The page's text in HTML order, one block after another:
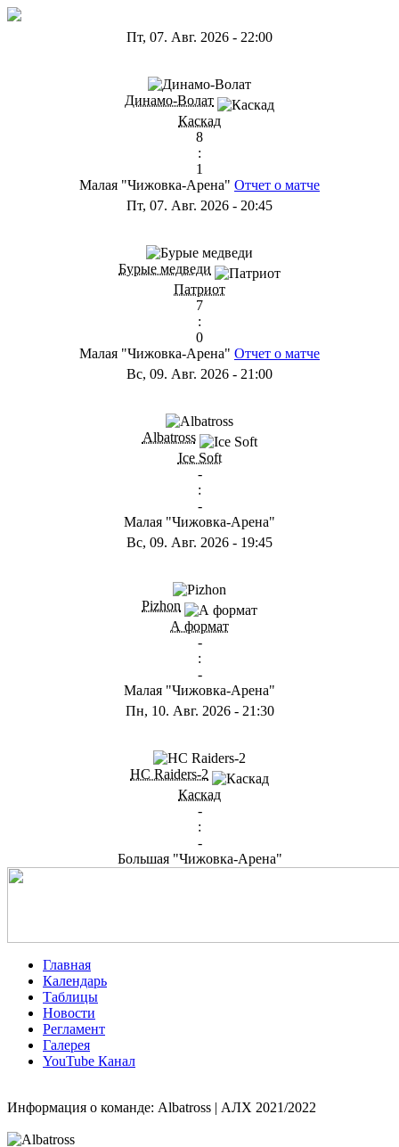
Пт, 07. Авг. 2026 - 22:00
Динамо-Волат
Каскад
8
:
1
Малая "Чижовка-Арена" Отчет о матче
Пт, 07. Авг. 2026 - 20:45
Бурые медведи
Патриот
7
:
0
Малая "Чижовка-Арена" Отчет о матче
Вс, 09. Авг. 2026 - 21:00
Albatross
Ice Soft
-
:
-
Малая "Чижовка-Арена"
Вс, 09. Авг. 2026 - 19:45
Pizhon
А формат
-
:
-
Малая "Чижовка-Арена"
Пн, 10. Авг. 2026- 21:30
HC Raiders-2
Каскад
-
:
-
Большая "Чижовка-Арена"
Главная
Календарь
Таблицы
Новости
Регламент
Галерея
YouTube Канал
Информация о команде: Albatross | АЛХ 2021/2022